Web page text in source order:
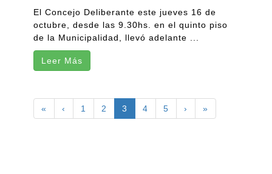
El Concejo Deliberante este jueves 16 de
octubre, desde las 9.30hs. en el quinto piso
de la Municipalidad, llevó adelante ...
Leer Más
« ‹ 1 2 3 4 5 › »